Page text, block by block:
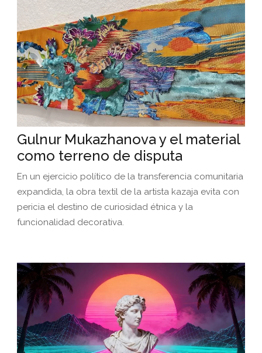
Gulnur Mukazhanova y el material
como terreno de disputa
En un ejercicio político de la transferencia comunitaria
expandida, la obra textil de la artista kazaja evita con
pericia el destino de curiosidad étnica y la
funcionalidad decorativa.